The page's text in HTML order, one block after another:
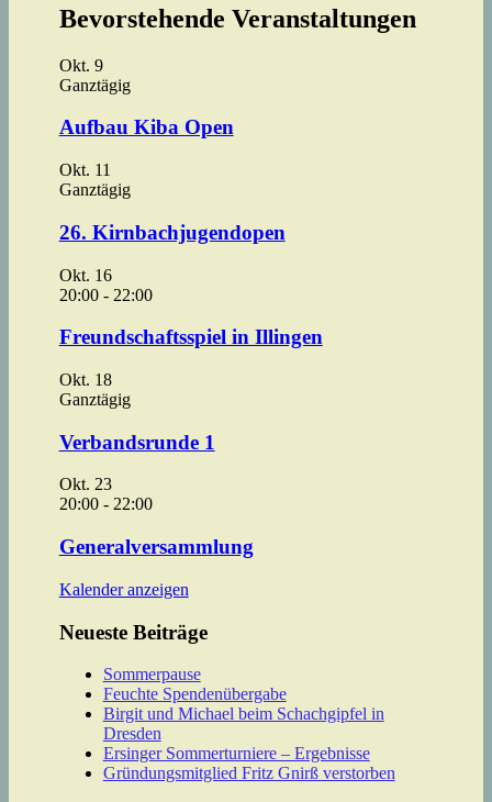
Bevorstehende Veranstaltungen
Okt. 9
Ganztägig
Aufbau Kiba Open
Okt. 11
Ganztägig
26. Kirnbachjugendopen
Okt. 16
20:00- 22:00
Freundschaftsspiel in Illingen
Okt. 18
Ganztägig
Verbandsrunde 1
Okt. 23
20:00- 22:00
Generalversammlung
Kalender anzeigen
Neueste Beiträge
Sommerpause
Feuchte Spendenübergabe
Birgit und Michael beim Schachgipfel in
Dresden
Ersinger Sommerturniere – Ergebnisse
Gründungsmitglied Fritz Gnirß verstorben